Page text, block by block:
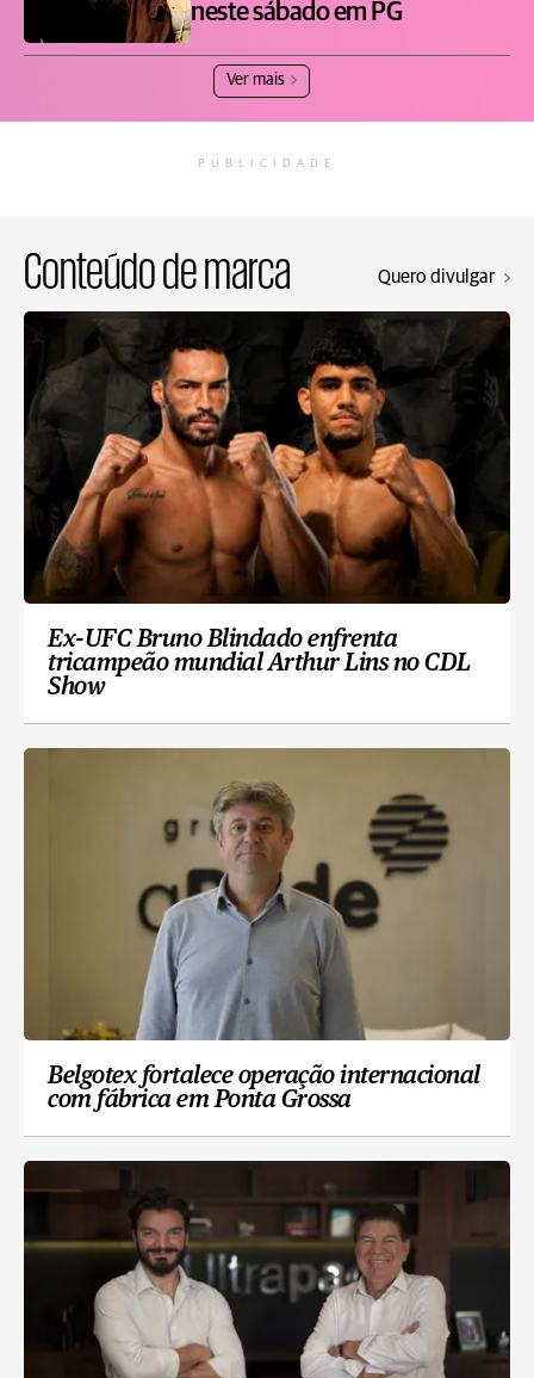
neste sábado em PG
Ver mais
PUBLICIDADE
Conteúdo de marca Quero divulgar
Ex-UFC Bruno Blindado enfrenta
tricampeão mundial Arthur Lins no CDL
Show
Belgotex fortalece operação internacional
com fábrica em Ponta Grossa